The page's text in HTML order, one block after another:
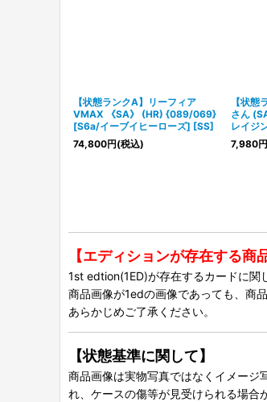
【状態ランクA】リーフィア
VMAX 《SA》 (HR) {089/069}
[S6a/イーブイヒーローズ] [SS]
74,800円(税込)
【状態
さん
レイジ
7,980円
【エディションが存在する商
1st edtion(1ED)が存在するカードに関
商品画像が1edの画像であっても、商
あらかじめご了承ください。
【状態基準に関して】
商品画像は実物写真ではなくイメージ
れ、ケースの傷等が見受けられる場合